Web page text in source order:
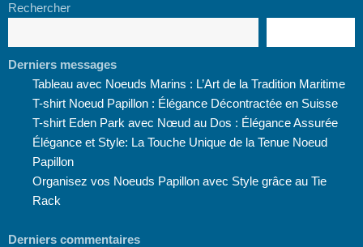
Rechercher
Derniers messages
Tableau avec Noeuds Marins : L’Art de la Tradition Maritime
T-shirt Noeud Papillon : Élégance Décontractée en Suisse
T-shirt Eden Park avec Nœud au Dos : Élégance Assurée
Élégance et Style: La Touche Unique de la Tenue Noeud
Papillon
Organisez vos Noeuds Papillon avec Style grâce au Tie
Rack
Derniers commentaires